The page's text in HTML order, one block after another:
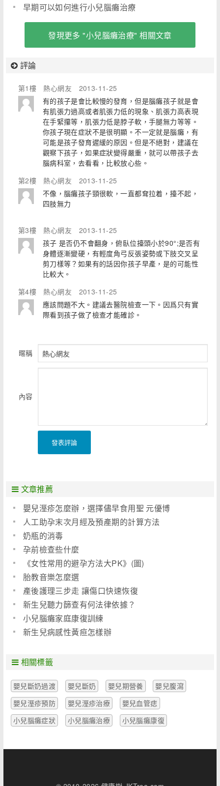
早期可以如何進行小兒腦癱治療
發現更多 "小兒腦癱治療" 相關文章
評論
第1樓 熱心網友
2013-11-25
有的孩子是會比較慢的發育，但是腦癱孩子就是會
有肌張力過高或者肌張力低的現象、肌張力高表現
在手緊攥等，肌張力低是脖子軟，手腿無力等等。
你孩子現在症狀不是很明顯。不一定就是腦癱，有
可能是孩子發育遲緩的原因。但是不絕對，建議在
觀察下孩子，如果症狀變得嚴重，就可以帶孩子去
腦病科室，去看看，比較放心些。
第2樓
熱心網友
2013-11-25
不像，腦癱孩子頸很軟，一直都耷拉着，擡不起，
四肢無力
第3樓 熱心網友
2013-11-25
孩子 是否仍不會翻身，俯臥位擡頭小於90°;是否有
身體逐漸變硬，有輕度角弓反張姿勢或下肢交叉呈
剪刀樣等？如果有的話因你孩子早產，是的可能性
比較大。
第4樓
熱心網友
2013-11-25
應該問題不大。建議去醫院檢查一下。因爲只有實
際看到孩子做了檢查才能確診。
暱稱
內容
發表評論
文章推薦
嬰兒溼疹怎麼辦，選擇儘早食用聖 元優博
人工助孕末次月經及預產期的計算方法
奶瓶的消毒
孕前檢查些什麼
《女性常用的避孕方法大PK》(圖)
胎教音樂怎麼選
產後護理三步走 讓傷口快速恢復
新生兒聽力篩查有何法律依據？
小兒腦癱家庭康復訓練
新生兒病感性黃疸怎樣辦
相關標籤
嬰兒斷奶過渡 嬰兒斷奶 嬰兒期營養
嬰兒腹瀉
嬰兒溼疹預防
嬰兒溼疹治療
嬰兒血管痣
小兒腦癱症狀
小兒腦癱治療 小兒腦癱康復